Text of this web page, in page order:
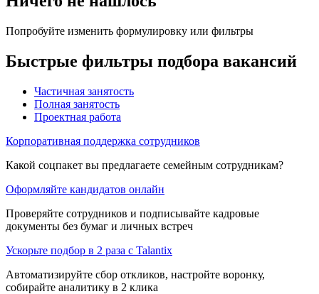
Попробуйте изменить формулировку или фильтры
Быстрые фильтры подбора вакансий
Частичная занятость
Полная занятость
Проектная работа
Корпоративная поддержка сотрудников
Какой соцпакет вы предлагаете семейным сотрудникам?
Оформляйте кандидатов онлайн
Проверяйте сотрудников и подписывайте кадровые
документы без бумаг и личных встреч
Ускорьте подбор в 2 раза с Talantix
Автоматизируйте сбор откликов, настройте воронку,
собирайте аналитику в 2 клика